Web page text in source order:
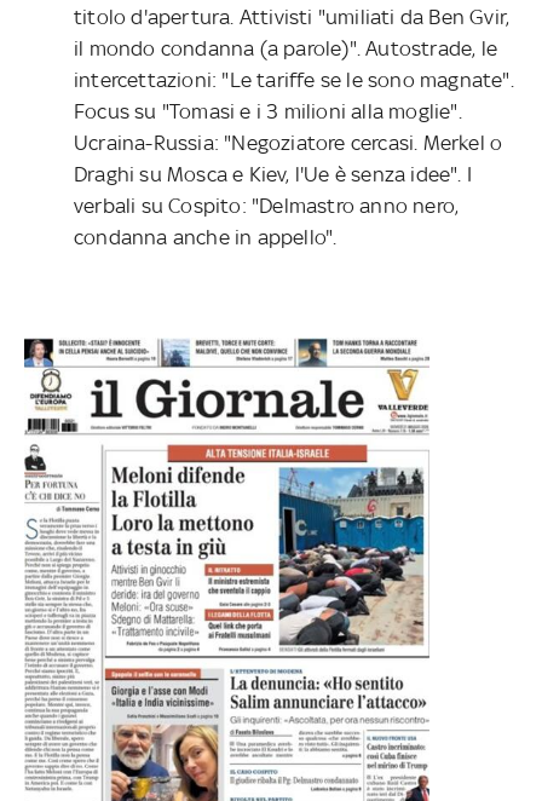
titolo d'apertura. Attivisti "umiliati da Ben Gvir,
il mondo condanna (a parole)". Autostrade, le
intercettazioni: "Le tariffe se le sono magnate".
Focus su "Tomasi e i 3 milioni alla moglie".
Ucraina-Russia: "Negoziatore cercasi. Merkel o
Draghi su Mosca e Kiev, l'Ue è senza idee". I
verbali su Cospito: "Delmastro anno nero,
condanna anche in appello".